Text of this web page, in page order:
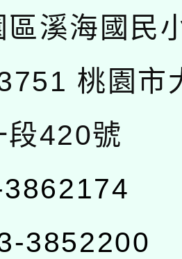
區溪海國民
桃園市
段420號
3852200